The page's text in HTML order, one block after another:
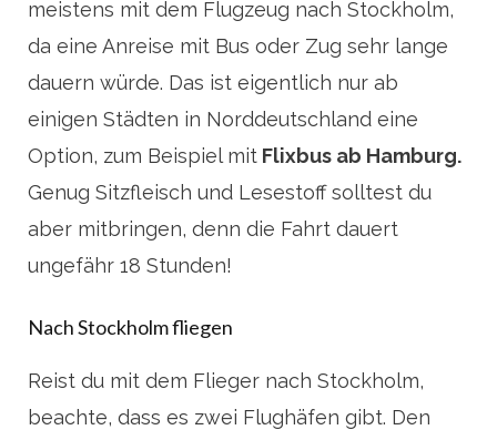
meistens mit dem Flugzeug nach Stockholm,
da eine Anreise mit Bus oder Zug sehr lange
dauern würde. Das ist eigentlich nur ab
einigen Städten in Norddeutschland eine
Option, zum Beispiel mit Flixbus ab Hamburg.
Genug Sitzfleisch und Lesestoff solltest du
aber mitbringen, denn die Fahrt dauert
ungefähr 18 Stunden!
Nach Stockholm fliegen
Reist du mit dem Flieger nach Stockholm,
beachte, dass es zwei Flughäfen gibt. Den